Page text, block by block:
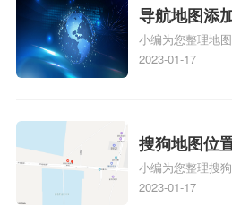
服务中心位置、
地图标注知识，
导航地图添
定位企业？
小编为您整理地
地图标注服务中
添加企业、地图
知识，详情可查看
2023-01-17
搜狗地图位
搜狗地图位
小编为您整理搜
狗地图离线导航
2023-01-17